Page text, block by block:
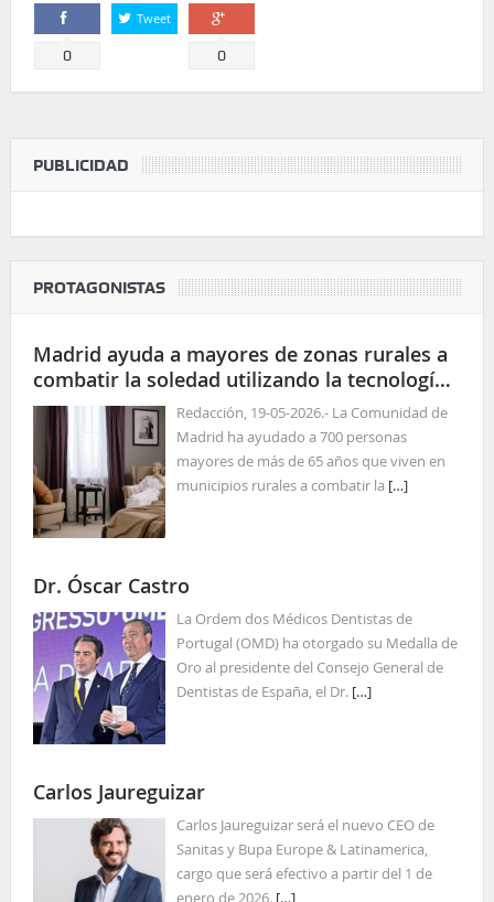
Comparte
0
Tweet
Comparte
0
PUBLICIDAD
PROTAGONISTAS
Madrid ayuda a mayores de zonas rurales a
combatir la soledad utilizando la tecnología
para las relaciones socialesRedacción, 19-05-2026.- La Comunidad de
Madrid ha ayudado a 700 personas
mayores de más de 65 años que viven en
municipios rurales a combatir la […]
Dr. Óscar Castro
La Ordem dos Médicos Dentistas de
Portugal (OMD) ha otorgado su Medalla de
Oro al presidente del Consejo General de
Dentistas de España, el Dr. […]
Carlos Jaureguizar
Carlos Jaureguizar será el nuevo CEO de
Sanitas y Bupa Europe & Latinamerica,
cargo que será efectivo a partir del 1 de
enero de 2026. […]